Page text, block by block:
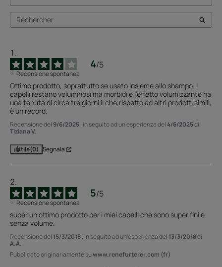
4/5
Recensione spontanea
Ottimo prodotto, soprattutto se usato insieme allo shampo. I
capelli restano voluminosi ma morbidi e l'effetto volumizzante ha
una tenuta di circa tre giorni il che,rispetto ad altri prodotti simili,
è un record.
Recensione del 9/6/2025, in seguito ad un'esperienza del4/6/2025di
Tiziana V.
Utile(0) Segnala
5/5
Recensione spontanea
super un ottimo prodotto per i miei capelli che sono super fini e
senza volume.
Recensione del 15/3/2018, in seguito ad un'esperienza del 13/3/2018di
A.A.
Pubblicato originariamente suwww.renefurterer.com (fr)